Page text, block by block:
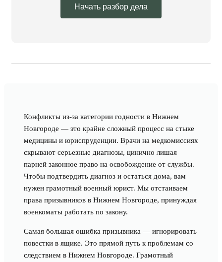
Начать разбор дела
Конфликты из-за категории годности в Нижнем
Новгороде — это крайне сложный процесс на стыке
медицины и юриспруденции. Врачи на медкомиссиях
скрывают серьезные диагнозы, цинично лишая
парней законное право на освобождение от службы.
Чтобы подтвердить диагноз и остаться дома, вам
нужен грамотный военный юрист. Мы отстаиваем
права призывников в Нижнем Новгороде, принуждая
военкоматы работать по закону.
Самая большая ошибка призывника — игнорировать
повестки в ящике. Это прямой путь к проблемам со
следствием в Нижнем Новгороде. Грамотный